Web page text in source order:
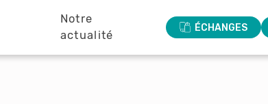
Notre
actualité
ÉCHANGES